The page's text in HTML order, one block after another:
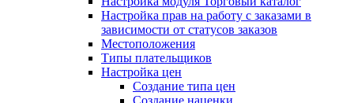
Настройка прав на работу с заказами в
зависимости от статусов заказов
Местоположения
Типы плательщиков
Настройка цен
Создание типа цен
Создание наценки